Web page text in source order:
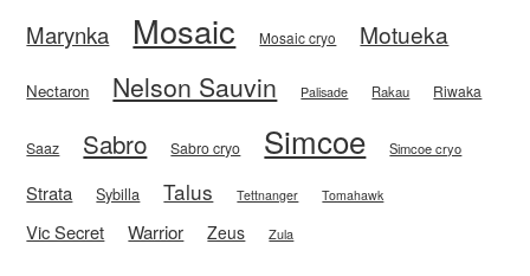
Marynka
Mosaic Mosaic cryo Motueka
Nectaron Nelson Sauvin Palisade Rakau Riwaka
Saaz Sabro Sabro cryo Simcoe Simcoe cryo
Strata Sybilla Talus Tettnanger Tomahawk
Vic Secret Warrior Zeus Zula